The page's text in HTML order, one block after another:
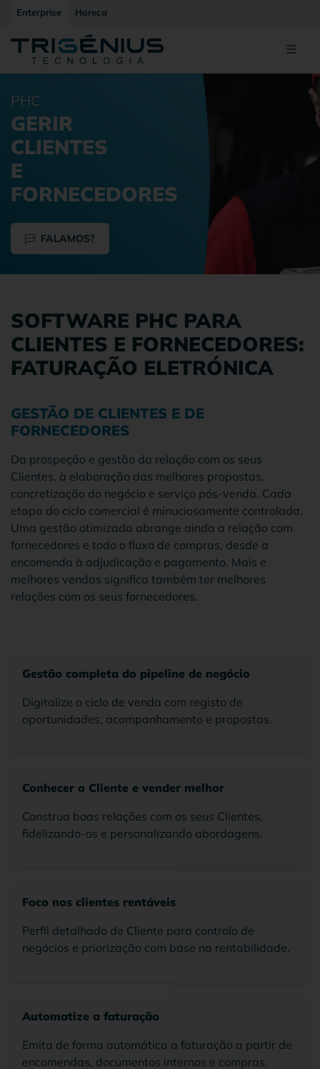
Enterprise Horeca
PHC
GERIR
CLIENTES
E
FORNECEDORES
FALAMOS?
SOFTWARE PHC PARA
CLIENTES E FORNECEDORES:
FATURAÇÃO ELETRÓNICA
GESTÃO DE CLIENTES E DE
FORNECEDORES
Da prospeção e gestão da relação com os seus
Clientes, à elaboração das melhores propostas,
concretização do negócio e serviço pós-venda. Cada
etapa do ciclo comercial é minuciosamente controlada.
Uma gestão otimizada abrange ainda a relação com
fornecedores e todo o fluxo de compras, desde a
encomenda à adjudicação e pagamento. Mais e
melhores vendas significa também ter melhores
relações com os seus fornecedores.
Gestão completa do pipeline de negócio
Digitalize o ciclo de venda com registo de
oportunidades, acompanhamento e propostas.
Conhecer o Cliente e vender melhor
Construa boas relações com os seus Clientes,
fidelizando-os e personalizando abordagens.
Foco nos clientes rentáveis
Perfil detalhado de Cliente para controlo de
negócios e priorização com base na rentabilidade.
Automatize a faturação
Emita de forma automática a faturação a partir de
encomendas, documentos internos e compras.